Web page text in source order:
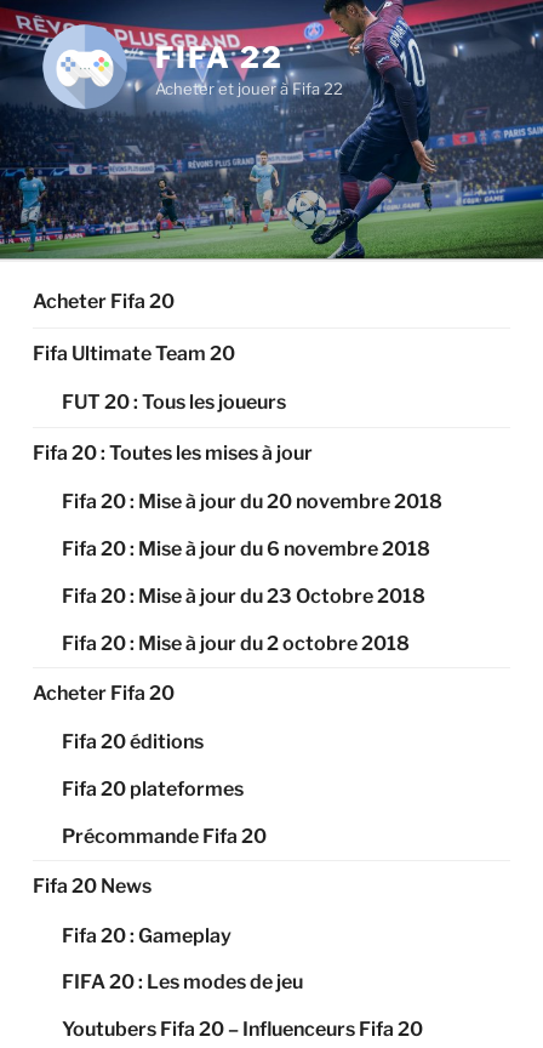
Aller
au
contenu
principal
FIFA 22
Acheter et jouer à Fifa 22
Acheter Fifa 20
Fifa Ultimate Team 20
FUT 20 : Tous les joueurs
Fifa 20 : Toutes les mises à jour
Fifa 20 : Mise à jour du 20 novembre 2018
Fifa 20 : Mise à jour du 6 novembre 2018
Fifa 20 : Mise à jour du 23 Octobre 2018
Fifa 20 : Mise à jour du 2 octobre 2018
Acheter Fifa 20
Fifa 20 éditions
Fifa 20 plateformes
Précommande Fifa 20
Fifa 20 News
Fifa 20 : Gameplay
FIFA 20 : Les modes de jeu
Youtubers Fifa 20 – Influenceurs Fifa 20